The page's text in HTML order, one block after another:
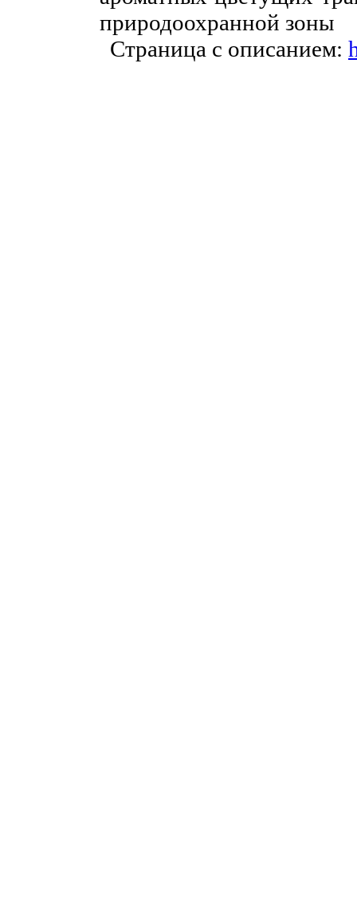
природоохранной зоны
Страница с описанием: